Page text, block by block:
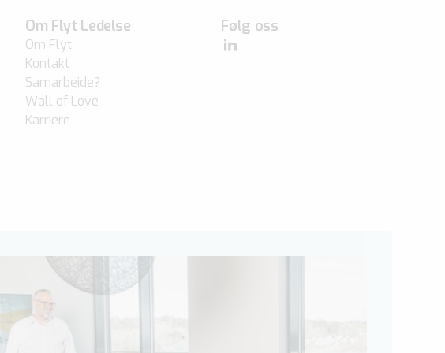
Om Flyt Ledelse
Om Flyt
Kontakt
Samarbeide?
Wall of Love
Karriere
Følg oss